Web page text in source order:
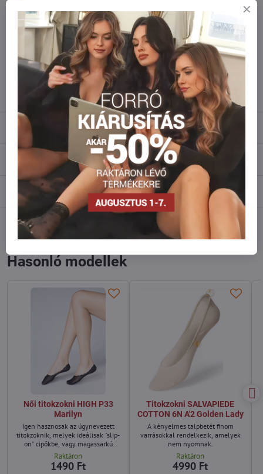
Szeretne több terméket rendelni mint
amennyi raktáron van?
Ne habozzon kapcsolatba lépni velünk, raktárra szállítjuk az árut!
info​@everlady​.eu
Leírás
0
Fórum 0
Facebook Reddit LinkedIn
mail
Hasonló modellek
Női titokzokni HIGH P33
Marilyn
Igen hasznosak az úgynevezett
titokzoknik, melyek ideálisak "slip-
on" cipőkbe, vagy magassarkú
cipőkbe is.
Raktáron
1490 Ft
Titokzokni SALVAPIEDE
COTTON 6N A'2 Golden Lady
A kényelmes talpbetét finom
varrásokkal rendelkezik, amelyek
nem nyomnak.
Raktáron
4990 Ft